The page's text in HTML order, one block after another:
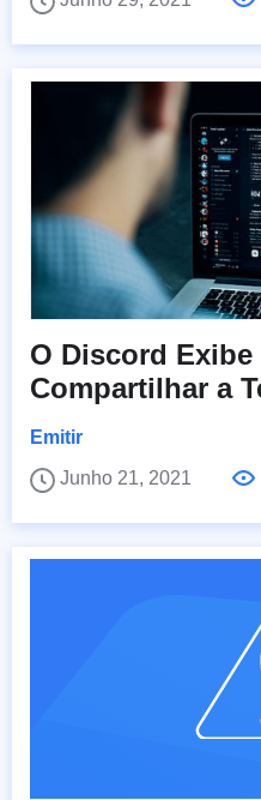
O Discord Exibe
Compartilhar a
Emitir
Junho 21, 2021